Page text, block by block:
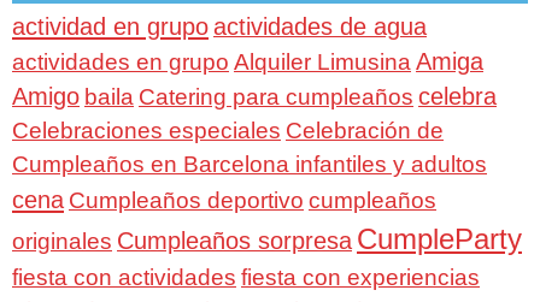
actividad en grupoactividades de agua
actividades en grupo Alquiler Limusina Amiga
Amigo baila Catering para cumpleaños celebra
Celebraciones especiales Celebración de
Cumpleaños en Barcelona infantiles y adultos
cena Cumpleaños deportivo cumpleaños
originales Cumpleaños sorpresa CumpleParty
fiesta con actividades fiesta con experiencias